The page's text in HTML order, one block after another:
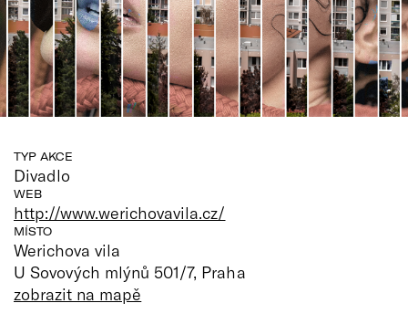
TYP AKCE
Divadlo
WEB
http://www.werichovavila.cz/
MÍSTO
Werichova vila
U Sovových mlýnů 501/7, Praha
zobrazit na mapě